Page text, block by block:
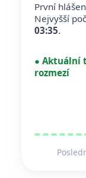
První
Nejvyšší
03:35.
● Aktuální
rozmezí